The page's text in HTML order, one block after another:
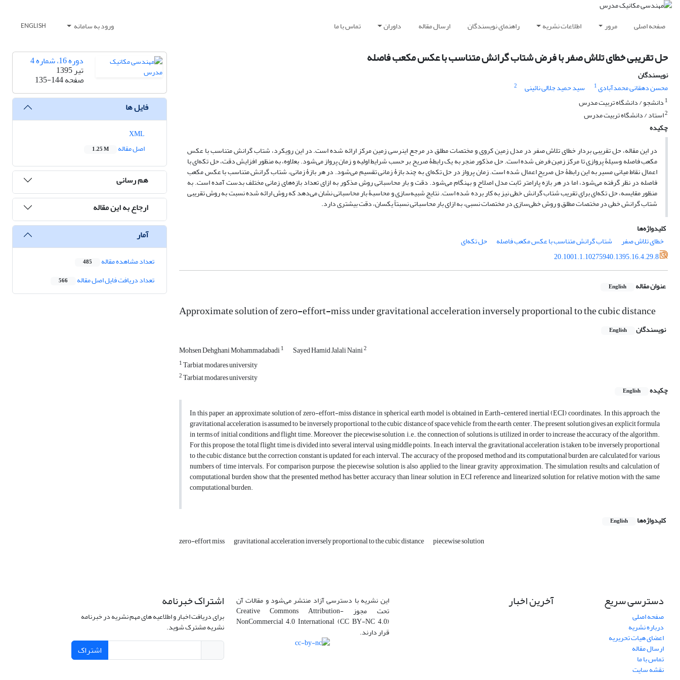
صفحه اصلی مرور اطلاعات نشریه راهنمای نویسندگان ارسال مقاله داوران تماس با ما ورود به سامانه ENGLISH
حل تقریبی خطای تلاش صفر با فرض شتاب گرانش متناسب با عکس مکعب فاصله
نویسندگان
محسن دهقانی محمدآبادی1 سید حمید جلالی نائینی
2
1 دانشجو / دانشگاه تربیت مدرس
2استاد / دانشگاه تربیت مدرس
چکیده
در این مقاله، حل تقریبی بردار خطای تلاش صفر در مدل زمین کروی و مختصات مطلق در مرجع اینرسی زمین مرکز ارائه شده است. در این رویکرد، شتاب گرانش متناسب با عکس
مکعب فاصله وسیلۀ پروازی تا مرکز زمین فرض شده است. حل مذکور منجر به یک رابطۀ صریح بر حسب شرایط اولیه و زمان پرواز می‌شود. بعلاوه، به منظور افزایش دقت، حل تکه‌ای با
اعمال نقاط میانی مسیر به این رابطۀ حل صریح اعمال شده است. زمان پرواز در حل تکه‌ای به چند بازۀ زمانی تقسیم می‌شود. در هر بازۀ زمانی، شتاب گرانش متناسب با عکس مکعب
فاصله در نظر گرفته می‌شود، اما در هر بازه پارامتر ثابت مدل اصلاح و بهنگام می‌شود. دقت و بار محاسباتی روش مذکور به ازای تعداد بازه‌های زمانی مختلف بدست آمده است. به
منظور مقایسه، حل تکه‌ای برای تقریب شتاب گرانش خطی نیز به کار برده شده است. نتایج شبیه‌سازی و محاسبۀ بار محاسباتی نشان می‌دهد که روش ارائه شده نسبت به روش تقریبی
شتاب گرانش خطی در مختصات مطلق و روش خطی‌سازی در مختصات نسبی، به ازای بار محاسباتی نسبتاً یکسان، دقت بیشتری دارد.
کلیدواژه‌ها
خطای تلاش صفر
شتاب گرانش متناسب با عکس مکعب فاصله
حل تکه‌ای
20.1001.1.10275940.1395.16.4.29.8
عنوان مقاله English
Approximate solution of zero-effort-miss under gravitational acceleration inversely proportional to the cubic distance
نویسندگان English
Mohsen Dehghani Mohammadabadi1 Sayed Hamid Jalali Naini2
1Tarbiat modares university
2Tarbiat modares university
چکیده
English
In this paper, an approximate solution of zero-effort-miss distance in spherical earth model is obtained in Earth-centered inertial (ECI) coordinates. In this approach, the
gravitational acceleration is assumed to be inversely proportional to the cubic distance of space vehicle from the earth center. The present solution gives an explicit formula
in terms of initial conditions and flight time. Moreover, the piecewise solution, i.e., the connection of solutions, is utilized in order to increase the accuracy of the algorithm.
For this propose, the total flight time is divided into several interval using middle points. In each interval, the gravitational acceleration is taken to be inversely proportional
to the cubic distance, but the correction constant is updated for each interval. The accuracy of the proposed method and its computational burden are calculated for various
numbers of time intervals. For comparison purpose, the piecewise solution is also applied to the linear gravity approximation. The simulation results and calculation of
computational burden show that the presented method has better accuracy than linear solution in ECI reference and linearized solution for relative motion with the same
computational burden.
کلیدواژه‌ها English
zero-effort miss gravitational acceleration inversely proportional to the cubic distance piecewise solution
دوره 16، شماره 4
تیر 1395
صفحه135-144
فایل ها
اصل مقاله
1.25 M
هم رسانی
ارجاع به این مقاله
آمار
تعداد مشاهده مقاله 485
تعداد دریافت فایل اصل مقاله 566
دسترسی سریع
صفحه اصلی
درباره نشریه
اعضای هیات تحریریه
ارسال مقاله
تماس با ما
نقشه سایت
آخرین اخبار این نشریه با دسترسی آزاد منتشر می‌شود و مقالات آن
تحت مجوز Creative Commons Attribution-
NonCommercial 4.0 International (CC BY-NC 4.0)
قرار دارند.
اشتراک خبرنامه
برای دریافت اخبار و اطلاعیه های مهم نشریه در خبرنامه
نشریه مشترک شوید.
اشتراک